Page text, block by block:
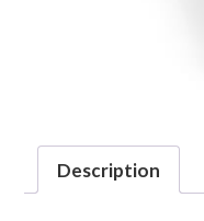
Description